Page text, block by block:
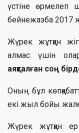
үстіне өрмелеп
бейнежазба 2017
Жүрек жұтқан
алмас үшін
аяқталған соң
Оның бұл
екі жыл бойы
Жүрек жұтқан ер